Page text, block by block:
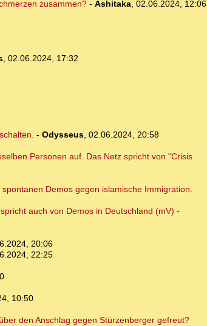
zusammen?- Ashitaka, 02.06.2024, 12:06
, 02.06.2024, 17:32
- Odysseus, 02.06.2024, 20:58
Personen auf. Das Netz spricht von "Crisis
Demos gegen islamische Immigration.
auch von Demos in Deutschland (mV) -
20:06
22:25
10:50
den Anschlag gegen Stürzenberger gefreut?